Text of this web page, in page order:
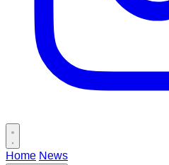
Home News